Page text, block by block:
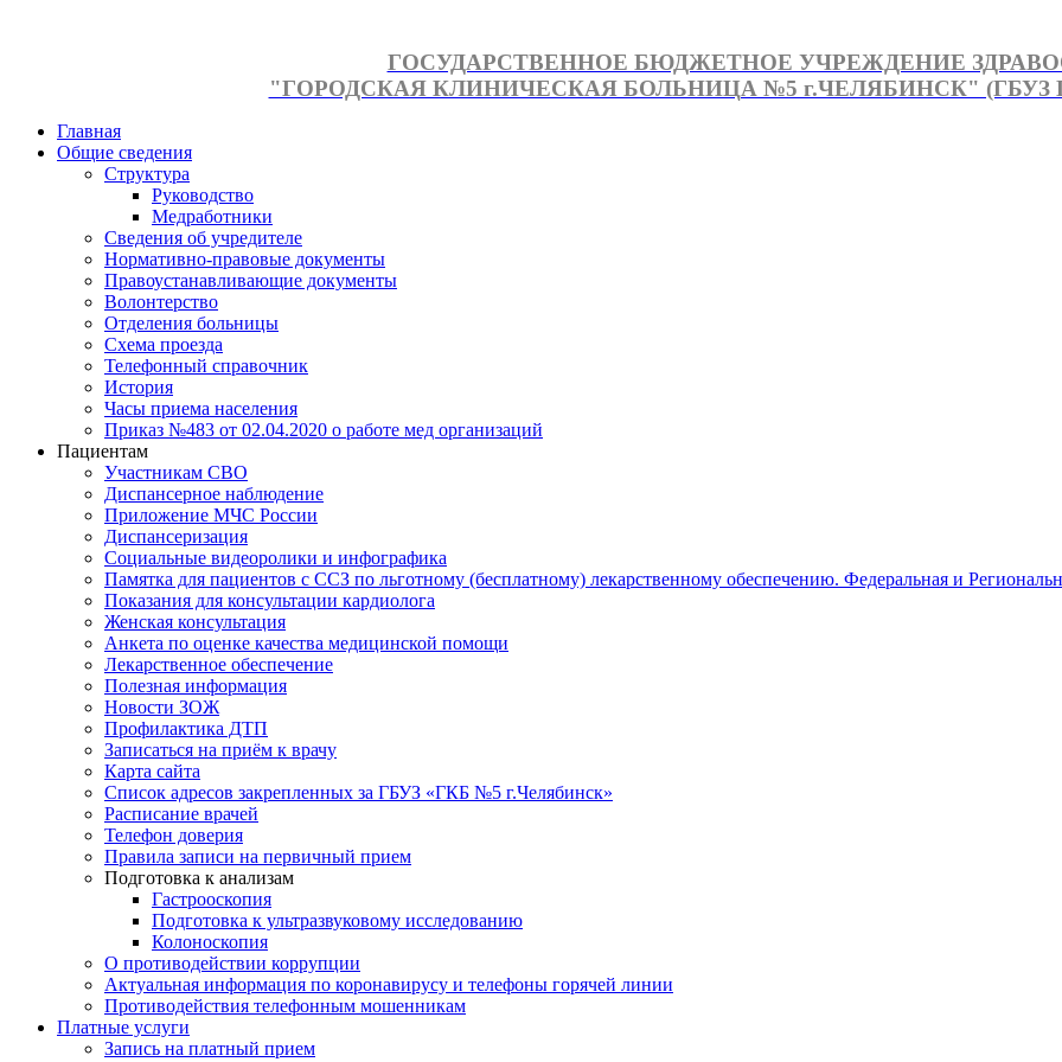
ГОСУДАРСТВЕННОЕ БЮДЖЕТНОЕ УЧРЕЖДЕНИЕ
"ГОРОДСКАЯ КЛИНИЧЕСКАЯ БОЛЬНИЦА №5 г.ЧЕЛЯБИНСК" (ГБУЗ
Главная
Общие сведения
Структура
Руководство
Медработники
Сведения об учредителе
Нормативно-правовые документы
Правоустанавливающие документы
Волонтерство
Отделения больницы
Схема проезда
Телефонный справочник
История
Часы приема населения
Приказ №483 от 02.04.2020 о работе мед организаций
Пациентам
Участникам СВО
Диспансерное наблюдение
Приложение МЧС России
Диспансеризация
Социальные видеоролики и инфографика
Памятка для пациентов с ССЗ по льготному (бесплатному) лекарственному обеспечению. Федеральная и
Показания для консультации кардиолога
Женская консультация
Анкета по оценке качества медицинской помощи
Лекарственное обеспечение
Полезная информация
Новости ЗОЖ
Профилактика ДТП
Записаться на приём к врачу
Карта сайта
Список адресов закрепленных за ГБУЗ «ГКБ №5 г.Челябинск»
Расписание врачей
Телефон доверия
Правила записи на первичный прием
Подготовка к анализам
Гастрооскопия
Подготовка к ультразвуковому исследованию
Колоноскопия
О противодействии коррупции
Актуальная информация по коронавирусу и телефоны горячей линии
Противодействия телефонным мошенникам
Платные услуги
Запись на платный прием